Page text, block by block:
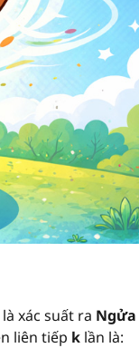
xác suất ra Ngửa
liên tiếp k lần là: